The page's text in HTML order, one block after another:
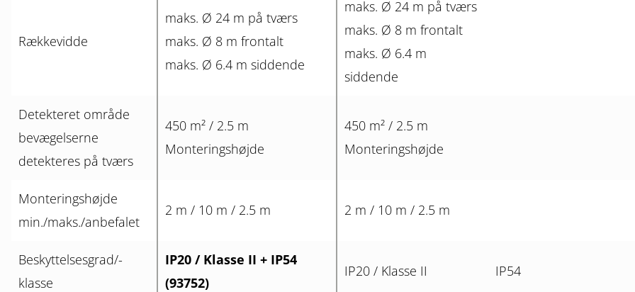
Rækkevidde
maks. Ø 24 m på tværs
maks. Ø 8 m frontalt
maks. Ø 6.4 m siddende
maks. Ø 24 m på tværs
maks. Ø 8 m frontalt
maks. Ø 6.4 m
siddende
Detekteret område
bevægelserne
detekteres på tværs
450 m² / 2.5 m
Monteringshøjde
450 m² / 2.5 m
Monteringshøjde
Monteringshøjde
min./maks./anbefalet
2 m / 10 m / 2.5 m 2 m / 10 m / 2.5 m
Beskyttelsesgrad/-
klasse
IP20 / Klasse II + IP54
(93752)
IP20 / Klasse II IP54